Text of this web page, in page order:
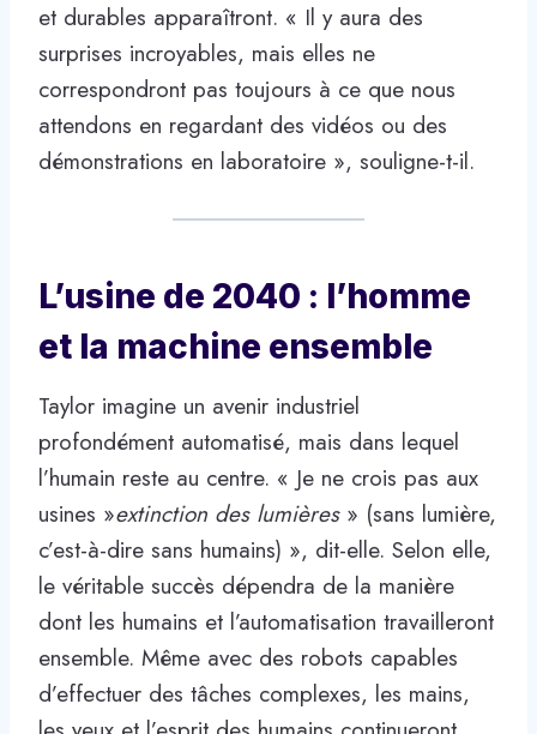
et durables apparaîtront. « Il y aura des
surprises incroyables, mais elles ne
correspondront pas toujours à ce que nous
attendons en regardant des vidéos ou des
démonstrations en laboratoire », souligne-t-il.
L’usine de 2040 : l’homme
et la machine ensemble
Taylor imagine un avenir industriel
profondément automatisé, mais dans lequel
l’humain reste au centre. « Je ne crois pas aux
usines »extinction des lumières» (sans lumière,
c’est-à-dire sans humains) », dit-elle. Selon elle,
le véritable succès dépendra de la manière
dont les humains et l’automatisation travailleront
ensemble. Même avec des robots capables
d’effectuer des tâches complexes, les mains,